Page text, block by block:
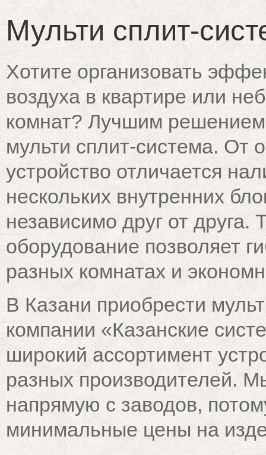
Мульти сплит-
Хотите организовать
воздуха в квартире или
комнат? Лучшим
мульти сплит-система. От
устройство отличается
нескольких внутренних
независимо друг от друга.
оборудование позволяет
разных комнатах и
В Казани приобрести
компании «Казанские
широкий ассортимент
разных производителей.
напрямую с заводов,
минимальные цены на